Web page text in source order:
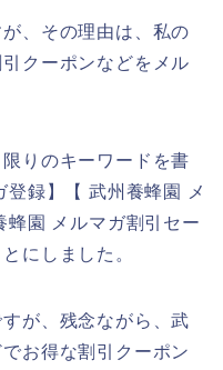
、その理由は、私の
クーポンなどをメル
りのキーワードを書
登録】【 武州養蜂園 メ
蜂園 メルマガ割引セー
にしました。
が、残念ながら、武
お得な割引クーポン